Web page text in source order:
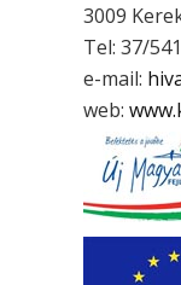
3009
Tel: 37/
e-mail:
web: